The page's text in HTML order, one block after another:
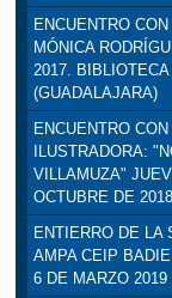
ENCUENTRO
MÓNICA
2017.
(GUADALAJARA)
ENCUENTRO CON
ILUSTRADORA:
VILLAMUZA"
OCTUBRE DE 2018
ENTIERRO DE LA
AMPA CEIP
6 DE MARZO 2019